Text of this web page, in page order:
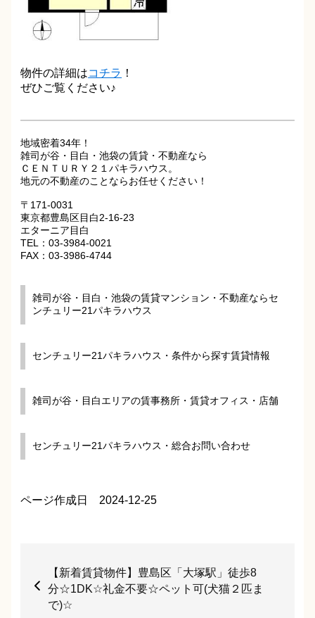
物件の詳細はコチラ ！
ぜひご覧ください♪
地域密着34年！
雑司が谷・目白・池袋の賃貸・不動産なら
ＣＥＮＴＵＲＹ２１パキラハウス。
地元の不動産のことならお任せください！
〒171-0031
東京都豊島区目白2-16-23
エターニア目白
TEL：03-3984-0021
FAX：03-3986-4744
雑司が谷・目白・池袋の賃貸マンション・不動産ならセ
ンチュリー21パキラハウス
センチュリー21パキラハウス・条件から探す賃貸情報
雑司が谷・目白エリアの賃事務所・賃貸オフィス・店舗
センチュリー21パキラハウス・総合お問い合わせ
ページ作成日 2024-12-25
【新着賃貸物件】豊島区「大塚駅」徒歩8
分☆1DK☆礼金不要☆ペット可(犬猫２匹ま
で)☆